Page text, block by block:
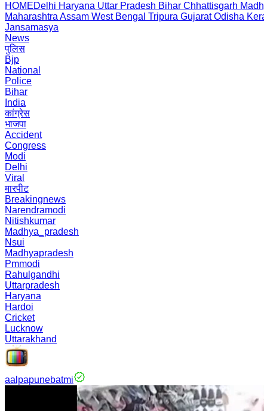
HOMEDelhi Haryana Uttar Pradesh Bihar Chhattisgarh
Maharashtra Assam West Bengal Tripura Gujarat Odisha
Jansamasya
News
पुलिस
Bjp
National
Police
Bihar
India
कांग्रेस
भाजपा
Accident
Congress
Modi
Delhi
Viral
मारपीट
Breakingnews
Narendramodi
Nitishkumar
Madhya_pradesh
Nsui
Madhyapradesh
Pmmodi
Rahulgandhi
Uttarpradesh
Haryana
Hardoi
Cricket
Lucknow
Uttarakhand
aalpapunebatmi